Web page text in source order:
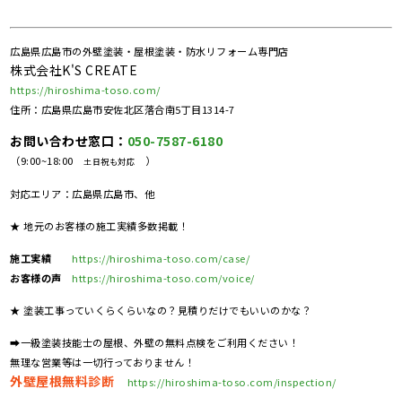
広島県広島市の外壁塗装・屋根塗装・防水リフォーム専門店
株式会社K'S CREATE
https://hiroshima-toso.com/
住所：広島県広島市安佐北区落合南5丁目1314-7
お問い合わせ窓口： 050-7587-6180
（9:00~18:00 土日祝も対応 ）
対応エリア：広島県広島市、他
★ 地元のお客様の施工実績多数掲載！
施工実績
https://hiroshima-toso.com/case/
お客様の声
https://hiroshima-toso.com/voice/
★ 塗装工事っていくらくらいなの？見積りだけでもいいのかな？
➡一級塗装技能士の屋根、外壁の無料点検をご利用ください！
無理な営業等は一切行っておりません！
外壁屋根無料診断 https://hiroshima-toso.com/inspection/